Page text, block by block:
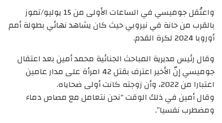
واعتُقل جوميسي في الساعات الأولى من 15 يوليو/تموز
بالقرب من حانة في نيروبي حيث كان يشاهد نهائي بطولة أمم
أوروبا 2024 لكرة القدم.
وقال رئيس مديرية المباحث الجنائية محمد أمين بعد اعتقال
جوميسي إنّ الأخير اعترف بقتل 42 امرأة على مدار عامين
اعتبارا من 2022، وأن زوجته كانت أولى ضحاياه.
وقال أمين في ذلك الوقت “نحن نتعامل مع مصاص دماء
ومضطرب نفسيا”.